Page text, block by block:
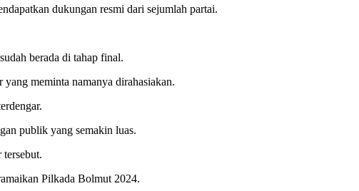
dukungan resmi dari sejumlah partai.
berada di tahap final.
meminta namanya dirahasiakan.
publik yang semakin luas.
Pilkada Bolmut 2024.